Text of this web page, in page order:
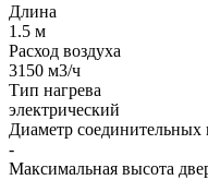
Длина
1.5 м
Расход воздуха
3150 м3/ч
Тип нагрева
электрический
Диаметр соединительных
-
Максимальная высота